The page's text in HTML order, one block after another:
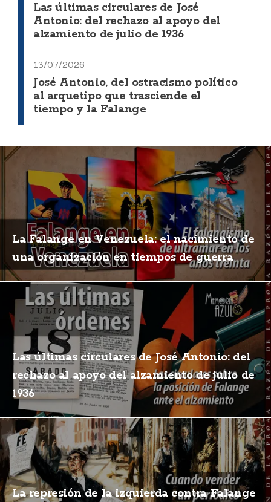
Las últimas circulares de José
Antonio: del rechazo al apoyo del
alzamiento de julio de 1936
13/07/2026
José Antonio, del ostracismo político
al arquetipo que trasciende el
tiempo y la Falange
La Falange en Venezuela: el nacimiento de
una organización en tiempos de guerra
Las últimas circulares de José Antonio: del
rechazo al apoyo del alzamiento de julio de
1936
La represión de la izquierda contra Falange